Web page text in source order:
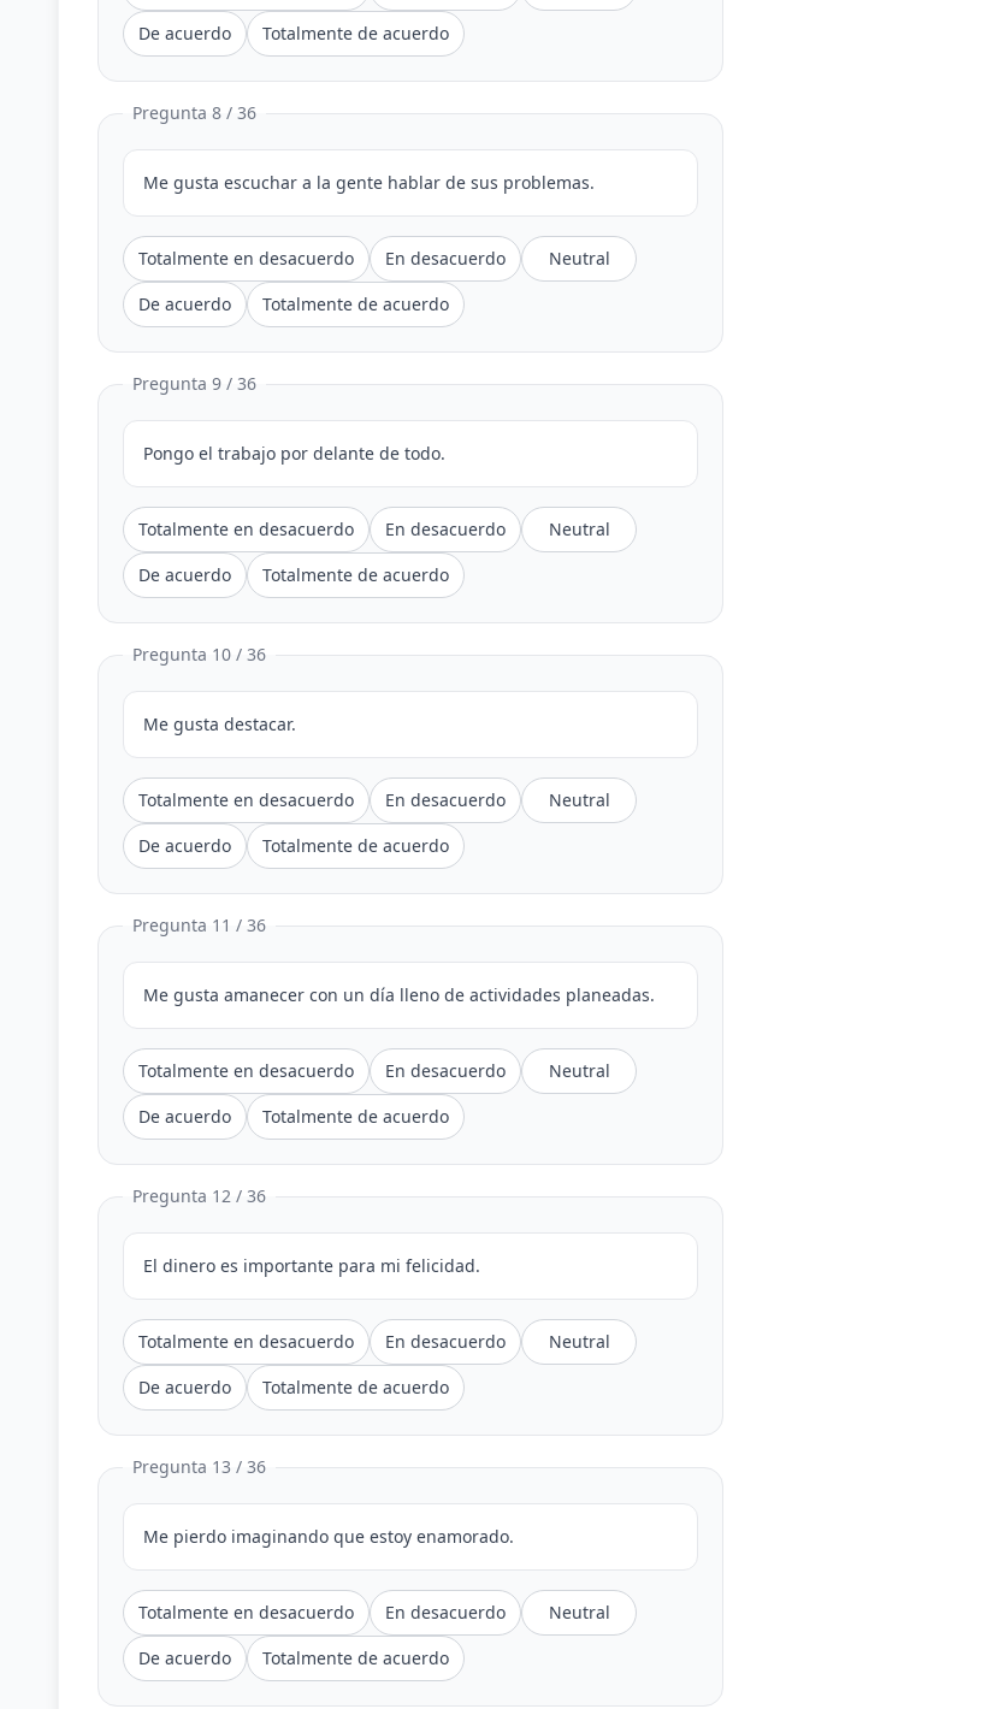
De acuerdo
Totalmente de acuerdo
Pregunta 8 / 36
Me gusta escuchar a la gente hablar de sus problemas.
Totalmente en desacuerdo En desacuerdo
Neutral
De acuerdo
Totalmente de acuerdo
Pregunta 9 / 36
Pongo el trabajo por delante de todo.
Totalmente en desacuerdo En desacuerdo
Neutral
De acuerdo
Totalmente de acuerdo
Pregunta 10 / 36
Me gusta destacar.
Totalmente en desacuerdo En desacuerdo
Neutral
De acuerdo
Totalmente de acuerdo
Pregunta 11 / 36
Me gusta amanecer con un día lleno de actividades planeadas.
Totalmente en desacuerdo En desacuerdo
Neutral
De acuerdo
Totalmente de acuerdo
Pregunta 12 / 36
El dinero es importante para mi felicidad.
Totalmente en desacuerdo En desacuerdo
Neutral
De acuerdo
Totalmente de acuerdo
Pregunta 13 / 36
Me pierdo imaginando que estoy enamorado.
Totalmente en desacuerdo En desacuerdo
Neutral
De acuerdo
Totalmente de acuerdo